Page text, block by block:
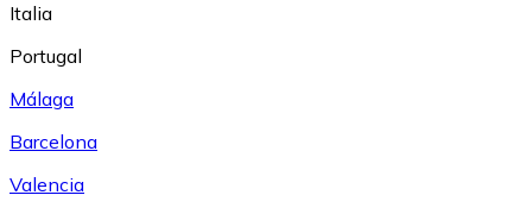
Italia
Portugal
Málaga
Barcelona
Valencia